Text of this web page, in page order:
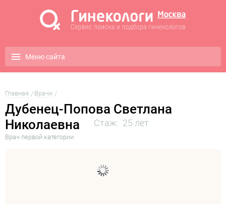
Меню сайта
Главная Врачи
Дубенец-Попова Светлана
Николаевна
Стаж: 25 лет
Врач первой категории